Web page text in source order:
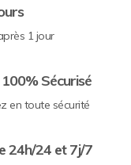
1 jour
Sécurisé
en toute sécurité
24h/24 et 7j/7